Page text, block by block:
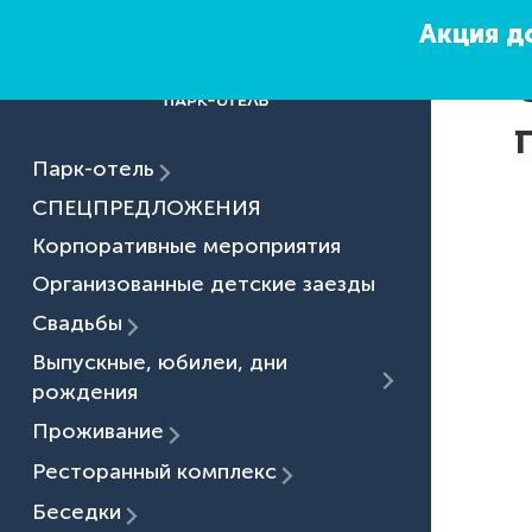
Акция
Парк-отель
СПЕЦПРЕДЛОЖЕНИЯ
Корпоративные мероприятия
Организованные детские заезды
Свадьбы
Выпускные, юбилеи, дни
рождения
Проживание
Ресторанный комплекс
Беседки